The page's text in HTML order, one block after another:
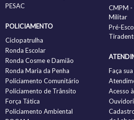
PESAC
POLICIAMENTO
Ciclopatrulha
Ronda Escolar
Ronda Cosme e Damião
Ronda Maria da Penha
Policiamento Comunitário
Policiamento de Trânsito
Força Tática
Policiamento Ambiental
CMPM -
Militar
Pré-
Faça
Acesso